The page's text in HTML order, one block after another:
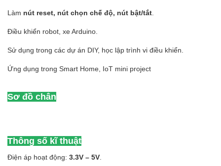
Làm nút reset, nút chọn chế độ, nút bật/tắt
Điều khiển robot, xe Arduino.
Sử dụng trong các dự án DIY, học lập trình vi điều khiển.
Ứng dụng trong Smart Home, IoT mini project
Sơ đồ chân
Thông số kĩ thuật
Điện áp hoạt động: 3.3V – 5V